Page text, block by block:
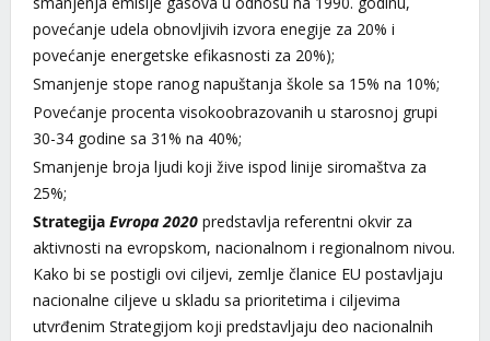
povećanje udela obnovljivih izvora enegije za 20% i
povećanje energetske efikasnosti za 20%);
Smanjenje stope ranog napuštanja škole sa 15% na 10%;
Povećanje procenta visokoobrazovanih u starosnoj grupi
30-34 godine sa 31% na 40%;
Smanjenje broja ljudi koji žive ispod linije siromaštva za
25%;
Strategija Evropa 2020predstavlja referentni okvir za
aktivnosti na evropskom, nacionalnom i regionalnom nivou.
Kako bi se postigli ovi ciljevi, zemlje članice EU postavljaju
nacionalne ciljeve u skladu sa prioritetima i ciljevima
utvrđenim Strategijom koji predstavljaju deo nacionalnih